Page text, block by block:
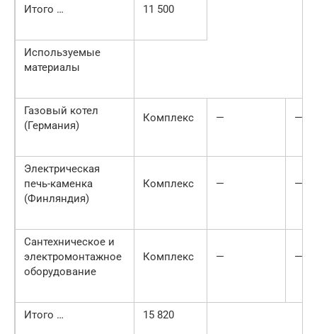
Итого … 11 500
Используемые
материалы
Газовый котел
(Германия)
Комплекс — —
Электрическая
печь-каменка
(Финляндия)
Комплекс — —
Сантехническое и
электромонтажное
оборудование
Комплекс — —
Итого … 15 820